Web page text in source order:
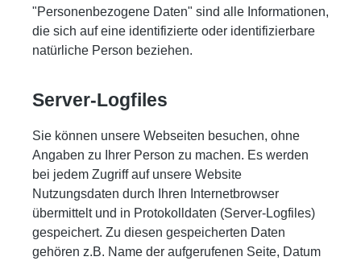
"Personenbezogene Daten" sind alle Informationen,
die sich auf eine identifizierte oder identifizierbare
natürliche Person beziehen.
Server-Logfiles
Sie können unsere Webseiten besuchen, ohne
Angaben zu Ihrer Person zu machen. Es werden
bei jedem Zugriff auf unsere Website
Nutzungsdaten durch Ihren Internetbrowser
übermittelt und in Protokolldaten (Server-Logfiles)
gespeichert. Zu diesen gespeicherten Daten
gehören z.B. Name der aufgerufenen Seite, Datum